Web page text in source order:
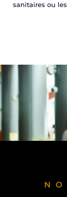
sanitaires ou